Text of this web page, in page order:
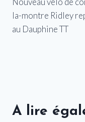
de
l’article
la-montre Ridley
au Dauphine TT
A lire